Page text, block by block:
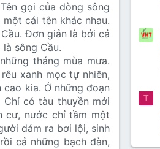
gọi của dòng sông
cái tên khác nhau.
Đơn giản là bởi cả
sông Cầu.
tháng mùa mưa.
xanh mọc tự nhiên,
kia. Ở những đoạn
có tàu thuyền mới
cư, nước chỉ tầm một
dám ra bơi lội, sinh
cả những bạch đàn,
T